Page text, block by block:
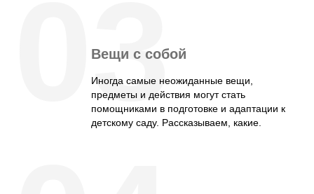
Вещи с собой
Иногда самые неожиданные вещи,
предметы и действия могут стать
помощниками в подготовке и адаптации к
детскому саду. Рассказываем, какие.
03